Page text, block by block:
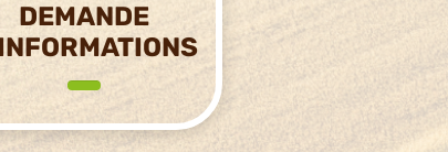
DEMANDE